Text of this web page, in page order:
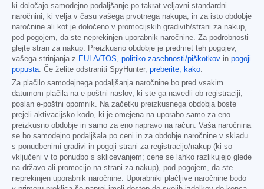
ki določajo samodejno podaljšanje po takrat veljavni standardni
naročnini, ki velja v času vašega prvotnega nakupa, in za isto obdobje
naročnine ali kot je določeno v promocijskih gradivih/strani za nakup,
pod pogojem, da ste neprekinjen uporabnik naročnine. Za podrobnosti
glejte stran za nakup. Preizkusno obdobje je predmet teh pogojev,
vašega strinjanja z EULA/TOS, politiko zasebnosti/piškotkov in pogoji
popusta. Če želite odstraniti SpyHunter, preberite, kako.
Za plačilo samodejnega podaljšanja naročnine bo pred vsakim
datumom plačila na e-poštni naslov, ki ste ga navedli ob registraciji,
poslan e-poštni opomnik. Na začetku preizkusnega obdobja boste
prejeli aktivacijsko kodo, ki je omejena na uporabo samo za eno
preizkusno obdobje in samo za eno napravo na račun. Vaša naročnina
se bo samodejno podaljšala po ceni in za obdobje naročnine v skladu
s ponudbenimi gradivi in pogoji strani za registracijo/nakup (ki so
vključeni v to ponudbo s sklicevanjem; cene se lahko razlikujejo glede
na državo ali promocijo na strani za nakup), pod pogojem, da ste
neprekinjen uporabnik naročnine. Uporabniki plačljive naročnine bodo